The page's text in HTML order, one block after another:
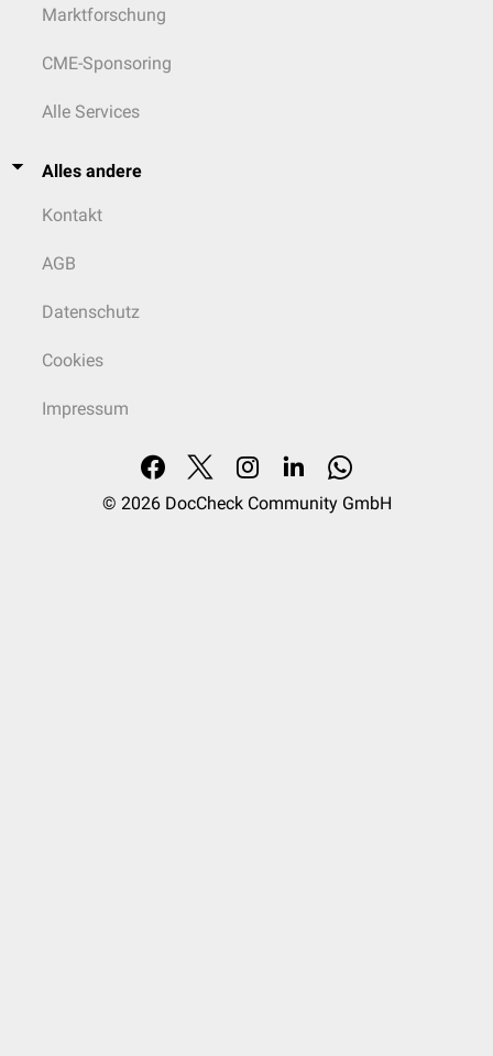
Marktforschung
CME-Sponsoring
Alle Services
Alles andere
Kontakt
AGB
Datenschutz
Cookies
Impressum
© 2026 DocCheck Community GmbH